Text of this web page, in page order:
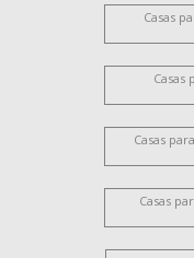
Casas
Casas
Casas
Casas